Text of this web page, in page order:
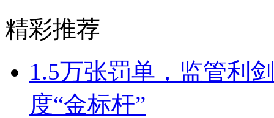
精彩推荐
1.5万张罚单，监管利
度“金标杆”